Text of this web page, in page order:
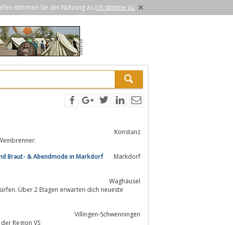
stimmen Sie der Nutzung zu.Ich stimme zu. ×
Konstanz
Braut- & Abendmode in Markdorf
Markdorf
Waghäusel
Villingen-Schwenningen
Region VS